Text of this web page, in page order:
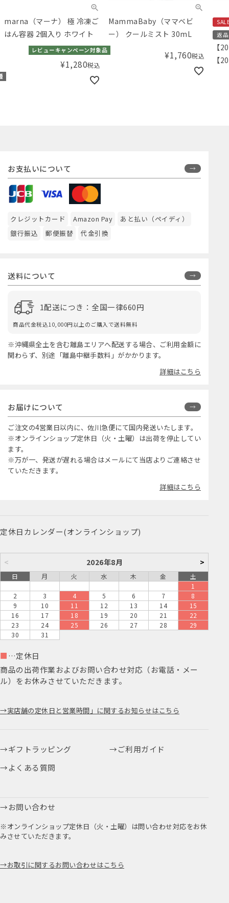
marna（マーナ） 極 冷凍ご
はん容器 2個入り ホワイト
レビューキャンペーン対象品
¥1,280税込
MammaBaby（ママベビ
ー） クールミスト 30mL
¥1,760税込
返
【
【
お支払いについて
クレジットカード Amazon Pay
あと払い（ペイディ）
銀行振込
郵便振替 代金引換
送料について
1配送につき：全国一律660円
商品代金税込10,000円以上のご購入で送料無料
※沖縄県全土を含む離島エリアへ配送する場合、ご利用金額に
関わらず、別途「離島中継手数料」がかかります。
詳細はこちら
お届けについて
ご注文の4営業日以内に、佐川急便にて国内発送いたします。
※オンラインショップ定休日（火・土曜）は出荷を停止してい
ます。
※万が一、発送が遅れる場合はメールにて当店よりご連絡させ
ていただきます。
詳細はこちら
定休日カレンダー(オンラインショップ)
< 2026年8月 >
日 月 火 水 木 金
土
1
2
3 4 5 6 7
8
9
10 11 12 13 14
15
16
17 18 19 20 21
22
23
24 25 26 27 28
29
30
31
■ …定休日
商品の出荷作業およびお問い合わせ対応（お電話・メー
ル）をお休みさせていただきます。
実店舗の定休日と営業時間」に関するお知らせはこちら
ギフトラッピング
ご利用ガイド
よくある質問
お問い合わせ
※オンラインショップ定休日（火・土曜）は問い合わせ対応をお休
みさせていただきます。
お取引に関するお問い合わせはこちら